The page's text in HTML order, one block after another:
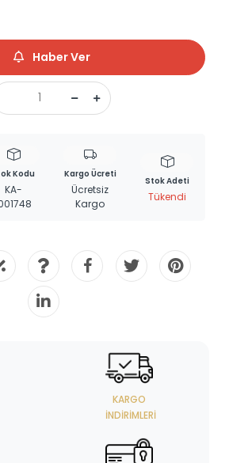
Haber Ver
Kodu
KA-
Kargo Ücreti
Ücretsiz
Kargo
Stok Adeti
Tükendi
KARGO
İNDIRIMLERI